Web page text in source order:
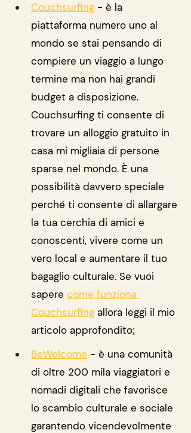
Couchsurfing - è la
piattaforma numero uno al
mondo se stai pensando di
compiere un viaggio a lungo
termine ma non hai grandi
budget a disposizione.
Couchsurfing ti consente di
trovare un alloggio gratuito in
casa mi migliaia di persone
sparse nel mondo. È una
possibilità davvero speciale
perché ti consente di allargare
la tua cerchia di amici e
conoscenti, vivere come un
vero local e aumentare il tuo
bagaglio culturale. Se vuoi
sapere come funziona
Couchsurfing allora leggi il mio
articolo approfondito;
BeWelcome - è una comunità
di oltre 200 mila viaggiatori e
nomadi digitali che favorisce
lo scambio culturale e sociale
garantendo vicendevolmente